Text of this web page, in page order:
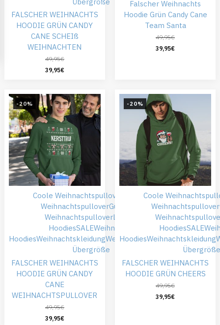
FALSCHER WEIHNACHTS
HOODIE GRÜN CANDY
CANE SCHEIß
WEIHNACHTEN
49,95€
39,95€
Falscher Weihnachts
Hoodie Grün Candy Cane
Team Santa
49,95€
39,95€
-20%
Coole Weihnachtspullover
Falsche
WeihnachtspulloverGünstiger
WeihnachtspulloverLustige
HoodiesSALEWeihnachts
HoodiesWeihnachtskleidungWeihnachtspullover
Übergröße
FALSCHER WEIHNACHTS
HOODIE GRÜN CANDY
CANE
WEIHNACHTSPULLOVER
49,95€
39,95€
-20%
Coole
Weihnachtspullover
HoodiesSALE
HoodiesWeihnachtskleidung
FALSCHER WEIHNACHTS
HOODIE GRÜN CHEERS
49,95€
39,95€